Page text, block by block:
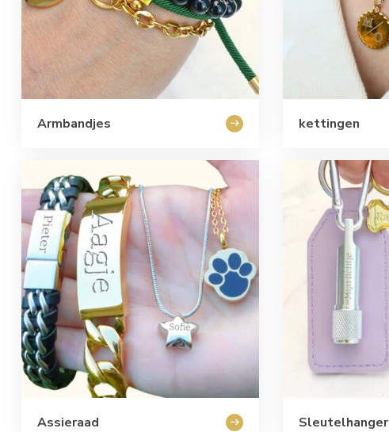
Armbandjes kettingen
Assieraad Sleutelhanger